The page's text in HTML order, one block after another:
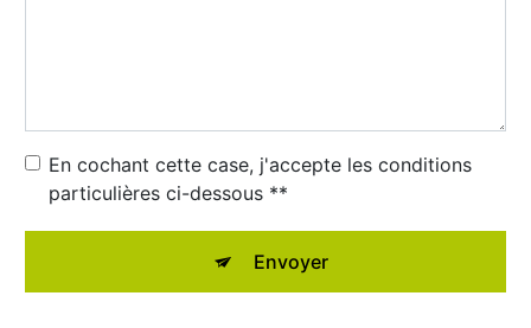
En cochant cette case, j'accepte les conditions
particulières ci-dessous **
Envoyer